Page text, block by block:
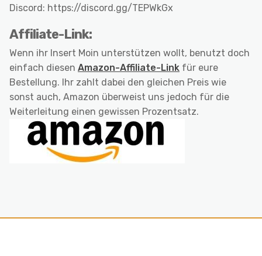
Discord: https://discord.gg/TEPWkGx
Affiliate-Link:
Wenn ihr Insert Moin unterstützen wollt, benutzt doch
einfach diesen Amazon-Affiliate-Link für eure
Bestellung. Ihr zahlt dabei den gleichen Preis wie
sonst auch, Amazon überweist uns jedoch für die
Weiterleitung einen gewissen Prozentsatz.